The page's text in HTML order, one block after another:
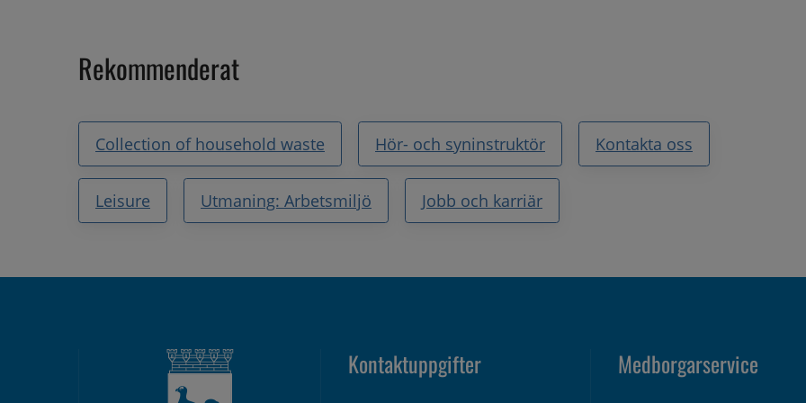
Rekommenderat
Collection of household waste Hör- och syninstruktör Kontakta oss
Leisure Utmaning: Arbetsmiljö Jobb och karriär
Kontaktuppgifter Medborgarservice